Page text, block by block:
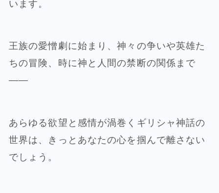
います。
王族の愛憎劇に始まり、神々の争いや英雄た
ちの冒険、時に神と人間の禁断の関係まで
——
あらゆる欲望と感情が渦巻くギリシャ神話の
世界は、きっとあなたの心を掴んで離さない
でしょう。